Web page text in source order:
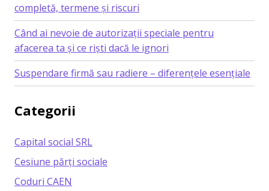
completă, termene și riscuri
Când ai nevoie de autorizații speciale pentru
afacerea ta și ce riști dacă le ignori
Suspendare firmă sau radiere – diferențele esențiale
Categorii
Capital social SRL
Cesiune părți sociale
Coduri CAEN